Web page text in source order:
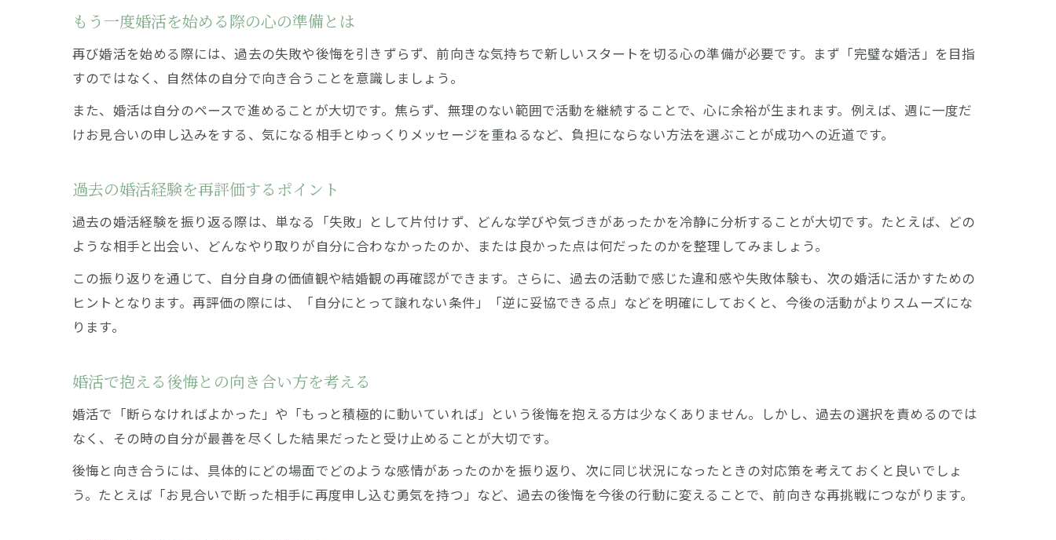
断られた経験が婚活成功の糧になる理由
もう一度チャレンジする勇気の磨き方
再挑戦で気づく婚活に必要な視点とは
もう一度向き合う婚活で幸せを引き寄せる秘訣
婚活にもう一度本気で取り組む重要性
再挑戦時の婚活で幸せをつかむ考え方
向き合う姿勢が婚活の出会いを変える理由
IBJで再申し込み時に意識すべき婚活ポイント
交際終了後もう一度向き合うコツを解説
再挑戦婚活で伝えたい誠実な気持ちとは
IBJ再申し込み時のメッセージ作成の工夫
もう一度婚活を始める際の心の準備とは
再び婚活を始める際には、過去の失敗や後悔を引きずらず、前向きな気持ちで新しいスタートを切る心の準備が必要です。まず「完璧な婚活」を目指
すのではなく、自然体の自分で向き合うことを意識しましょう。
また、婚活は自分のペースで進めることが大切です。焦らず、無理のない範囲で活動を継続することで、心に余裕が生まれます。例えば、週に一度だ
けお見合いの申し込みをする、気になる相手とゆっくりメッセージを重ねるなど、負担にならない方法を選ぶことが成功への近道です。
過去の婚活経験を再評価するポイント
過去の婚活経験を振り返る際は、単なる「失敗」として片付けず、どんな学びや気づきがあったかを冷静に分析することが大切です。たとえば、どの
ような相手と出会い、どんなやり取りが自分に合わなかったのか、または良かった点は何だったのかを整理してみましょう。
この振り返りを通じて、自分自身の価値観や結婚観の再確認ができます。さらに、過去の活動で感じた違和感や失敗体験も、次の婚活に活かすための
ヒントとなります。再評価の際には、「自分にとって譲れない条件」「逆に妥協できる点」などを明確にしておくと、今後の活動がよりスムーズにな
ります。
婚活で抱える後悔との向き合い方を考える
婚活で「断らなければよかった」や「もっと積極的に動いていれば」という後悔を抱える方は少なくありません。しかし、過去の選択を責めるのでは
なく、その時の自分が最善を尽くした結果だったと受け止めることが大切です。
後悔と向き合うには、具体的にどの場面でどのような感情があったのかを振り返り、次に同じ状況になったときの対応策を考えておくと良いでしょ
う。たとえば「お見合いで断った相手に再度申し込む勇気を持つ」など、過去の後悔を今後の行動に変えることで、前向きな再挑戦につながります。